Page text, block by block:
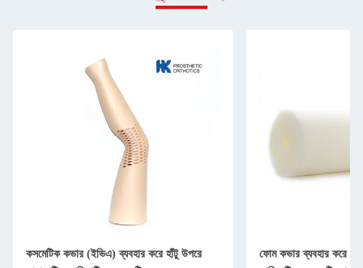
কসমেটিক কভার (ইভিএ) ব্যবহার করে হাঁটু উপরে
ফোম কভার ব্যবহার করে